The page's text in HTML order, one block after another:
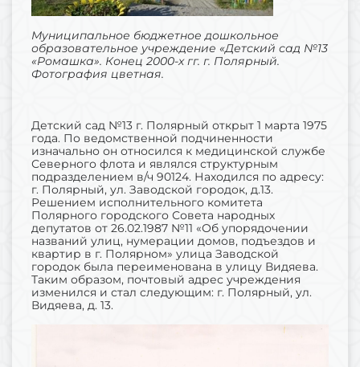
Муниципальное бюджетное дошкольное
образовательное учреждение «Детский сад №13
«Ромашка». Конец 2000-х гг. г. Полярный.
Фотография цветная.
Детский сад №13 г. Полярный открыт 1 марта 1975
года. По ведомственной подчиненности
изначально он относился к медицинской службе
Северного флота и являлся структурным
подразделением в/ч 90124. Находился по адресу:
г. Полярный, ул. Заводской городок, д.13.
Решением исполнительного комитета
Полярного городского Совета народных
депутатов от 26.02.1987 №11 «Об упорядочении
названий улиц, нумерации домов, подъездов и
квартир в г. Полярном» улица Заводской
городок была переименована в улицу Видяева.
Таким образом, почтовый адрес учреждения
изменился и стал следующим: г. Полярный, ул.
Видяева, д. 13.